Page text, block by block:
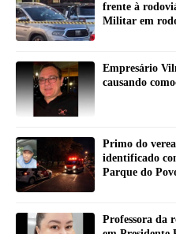
frente à
Militar em
Empresário
causando
Primo do
identificado
Parque do
Professora da